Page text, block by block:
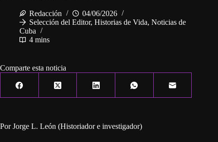
Redacción
04/06/2026
Selección del Editor, Historias de Vida, Noticias de
Cuba
4 mins
Comparte esta noticia
Por Jorge L. León (Historiador e investigador)